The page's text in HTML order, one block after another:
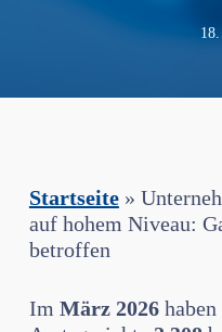
Startseite»
auf hohem Niveau:
betroffen
Im März 2026haben